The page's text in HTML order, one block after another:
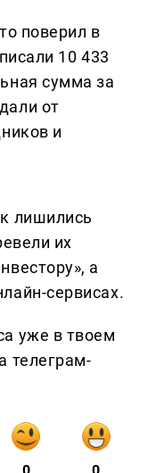
поверил в
10 433
сумма за
от
и
лишились
их
а
сервисах.
уже в твоем
телеграм-